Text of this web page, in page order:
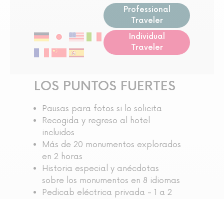
Professional
Traveler
Individual
Traveler
LOS PUNTOS FUERTES
Pausas para fotos si lo solicita
Recogida y regreso al hotel
incluidos
Más de 20 monumentos explorados
en 2 horas
Historia especial y anécdotas
sobre los monumentos en 8 idiomas
Pedicab eléctrica privada - 1 a 2